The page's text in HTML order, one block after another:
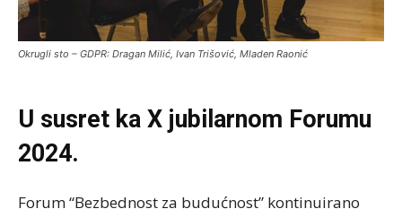
Okrugli sto – GDPR: Dragan Milić, Ivan Trišović, Mladen Raonić
U susret ka X jubilarnom Forumu
2024.
Forum “Bezbednost za budućnost” kontinuirano